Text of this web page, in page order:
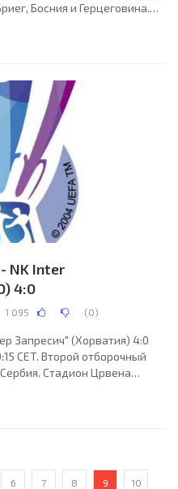
Босния и Герцеговина.
Резервный: Моше Бохбот
Юричич (Даниэль
NK Inter
4:0
1 095 (0)
Запресич" (Хорватия) 4:0
CET. Второй отборочный
Стадион Црвена
(Франция), Фабрис
Марко
6 7 8 9 10